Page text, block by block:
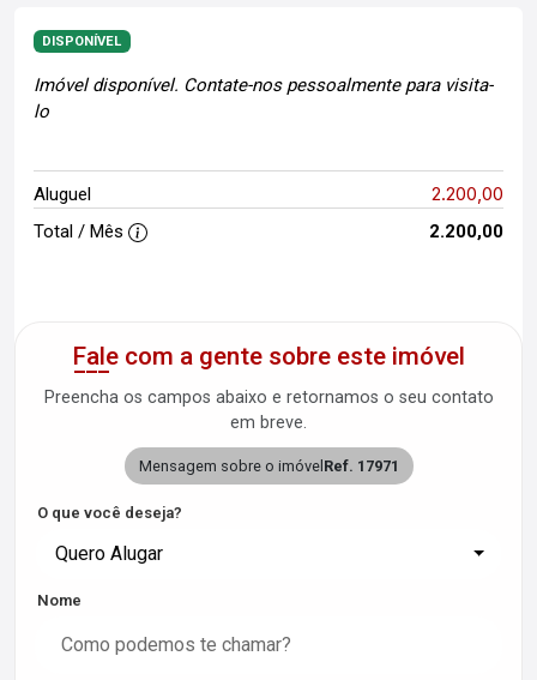
DISPONÍVEL
Imóvel disponível. Contate-nos pessoalmente para visita-
lo
Aluguel 2.200,00
Total / Mês 2.200,00
Fale com a gente sobre este imóvel
Preencha os campos abaixo e retornamos o seu contato
em breve.
Mensagem sobre o imóvel Ref. 17971
O que você deseja?
Quero Alugar
Nome